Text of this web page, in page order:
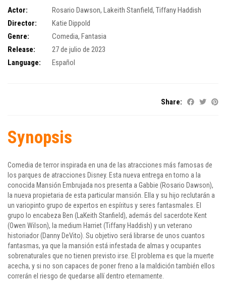
Actor: Rosario Dawson, Lakeith Stanfield, Tiffany Haddish
Director:
Katie Dippold
Genre:
Comedia, Fantasia
Release:
27 de julio de 2023
Language:
Español
Share:
Synopsis
Comedia de terror inspirada en una de las atracciones más famosas de
los parques de atracciones Disney. Esta nueva entrega en torno a la
conocida Mansión Embrujada nos presenta a Gabbie (Rosario Dawson),
la nueva propietaria de esta particular mansión. Ella y su hijo reclutarán a
un variopinto grupo de expertos en espíritus y seres fantasmales. El
grupo lo encabeza Ben (LaKeith Stanfield), además del sacerdote Kent
(Owen Wilson), la medium Harriet (Tiffany Haddish) y un veterano
historiador (Danny DeVito). Su objetivo será librarse de unos cuantos
fantasmas, ya que la mansión está infestada de almas y ocupantes
sobrenaturales que no tienen previsto irse. El problema es que la muerte
acecha, y si no son capaces de poner freno a la maldición también ellos
correrán el riesgo de quedarse allí dentro eternamente.